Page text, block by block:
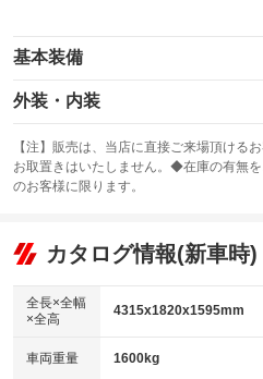
基本装備
エアバッグ：運転席/助手席/サイド
：装備あり
：装備なし
サンルーフ
：装備なし
リフトアップ
：装備なし
：装備なし
パワーウィンドウ
アイドリングストップ
：装備あり
外装・内装
カーナビ：HDDナビ
：装備あり
TV
：装備なし
ビジュアル
：装備なし
：装備あり
革シート
キーレス
【注】販売は、当店に直接ご来場頂ける
お取置きはいたしません。◆在庫の有無
のお客様に限ります。
カタログ情報(新車時)
全長×全幅
×全高
4315x1820x1595mm
車両重量 1600kg